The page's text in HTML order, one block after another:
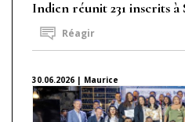
Indien réunit 231 inscrits
Réagir
30.06.2026 | Maurice